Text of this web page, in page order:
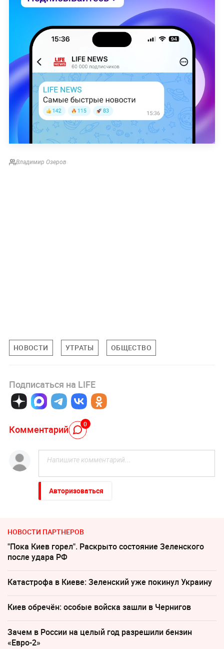
Владимир Озеров
НОВОСТИ УТРАТЫ ОБЩЕСТВО
Подписаться на LIFE
Комментарий 0
Авторизоваться
НОВОСТИ ПАРТНЕРОВ
"Пока Киев горел". Раскрыто состояние Зеленского
после удара РФ
Катастрофа в Киеве: Зеленский уже покинул Украину
Киев обречён: особые войска зашли в Чернигов
Зачем в России на целый год разрешили бензин
«Евро-2»